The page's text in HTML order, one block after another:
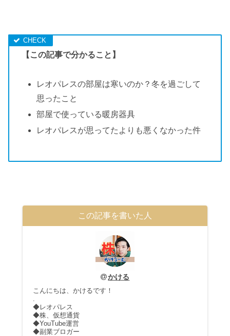
【この記事で分かること】
レオパレスの部屋は寒いのか？冬を過ごして
思ったこと
部屋で使っている暖房器具
レオパレスが思ってたよりも悪くなかった件
この記事を書いた人
かける
こんにちは、かけるです！
◆レオパレス
◆株、仮想通貨
◆YouTube運営
◆副業ブロガー